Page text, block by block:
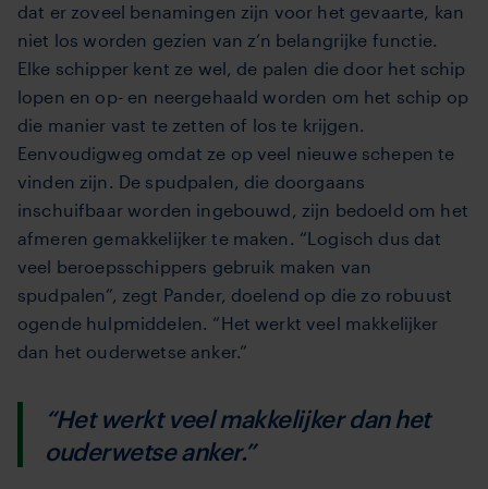
dat er zoveel benamingen zijn voor het gevaarte, kan
niet los worden gezien van z’n belangrijke functie.
Elke schipper kent ze wel, de palen die door het schip
lopen en op- en neergehaald worden om het schip op
die manier vast te zetten of los te krijgen.
Eenvoudigweg omdat ze op veel nieuwe schepen te
vinden zijn. De spudpalen, die doorgaans
inschuifbaar worden ingebouwd, zijn bedoeld om het
afmeren gemakkelijker te maken. “Logisch dus dat
veel beroepsschippers gebruik maken van
spudpalen”, zegt Pander, doelend op die zo robuust
ogende hulpmiddelen. “Het werkt veel makkelijker
dan het ouderwetse anker.”
“Het werkt veel makkelijker dan het
ouderwetse anker.”